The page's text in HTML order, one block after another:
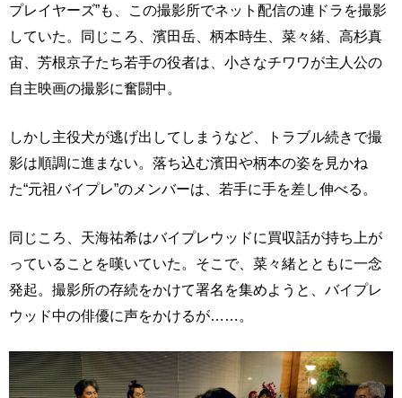
プレイヤーズ”も、この撮影所でネット配信の連ドラを撮影
していた。同じころ、濱田岳、柄本時生、菜々緒、高杉真
宙、芳根京子たち若手の役者は、小さなチワワが主人公の
自主映画の撮影に奮闘中。
しかし主役犬が逃げ出してしまうなど、トラブル続きで撮
影は順調に進まない。落ち込む濱田や柄本の姿を見かね
た“元祖バイプレ”のメンバーは、若手に手を差し伸べる。
同じころ、天海祐希はバイプレウッドに買収話が持ち上が
っていることを嘆いていた。そこで、菜々緒とともに一念
発起。撮影所の存続をかけて署名を集めようと、バイプレ
ウッド中の俳優に声をかけるが……。